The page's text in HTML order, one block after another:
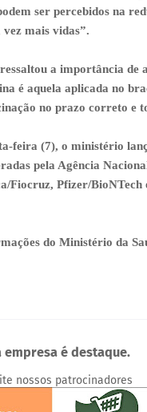
ser percebidos na
mais vidas”.
a importância de
é aquela aplicada no
no prazo correto e
feira (7), o ministério
pela Agência
Fiocruz, Pfizer/BioNTech
do Ministério da
empresa é destaque.
nossos patrocinadores